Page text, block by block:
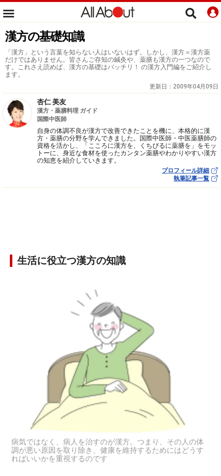
漢方の基礎知識
「漢方」という言葉を知らない人はいないはず。しかし、漢方＝漢方薬
だけではありません。皆さんご存知の鍼灸や、薬膳も漢方の一つなので
す。これさえ読めば、漢方の基礎はバッチリ！ の漢方入門編をご紹介し
ます。
更新日： 2009年04月09日
杏仁 美友
漢方・薬膳料理 ガイド
国際中医師
自身の体調不良が漢方で改善できたことを機に、本格的に漢
方・薬膳の分野を学んできました。国際中医師・中医薬膳師の
資格を活かし、「こころに漢方を、くちびるに薬膳を」をモッ
トーに、身近な食材を使ったカンタン薬膳やわかりやすい漢方
の知恵を紹介していきます。
プロフィール詳細
執筆記事一覧
生活に役立つ漢方の知識
病気ではなく、病人を治すのが漢方。つまり、その人の体
調が悪い原因を取り除き、健康を維持するためにはどうす
ればいいかを重視するのです